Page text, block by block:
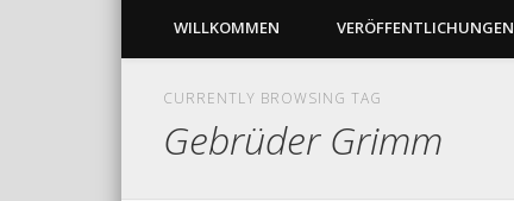
WILLKOMMEN VERÖFFENTLICHUNGEN
CURRENTLY BROWSING TAG
Gebrüder Grimm